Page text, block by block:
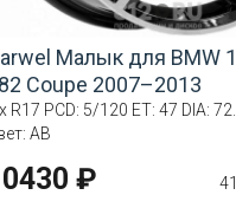
Малык для BMW
Coupe 2007–2013
R17 PCD: 5/120 ET: 47 DIA:
AB
₽